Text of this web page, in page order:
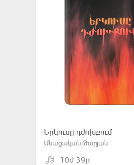
Երկուսը դժոխքում
Մնացական Թարյան
10ժ 39ր